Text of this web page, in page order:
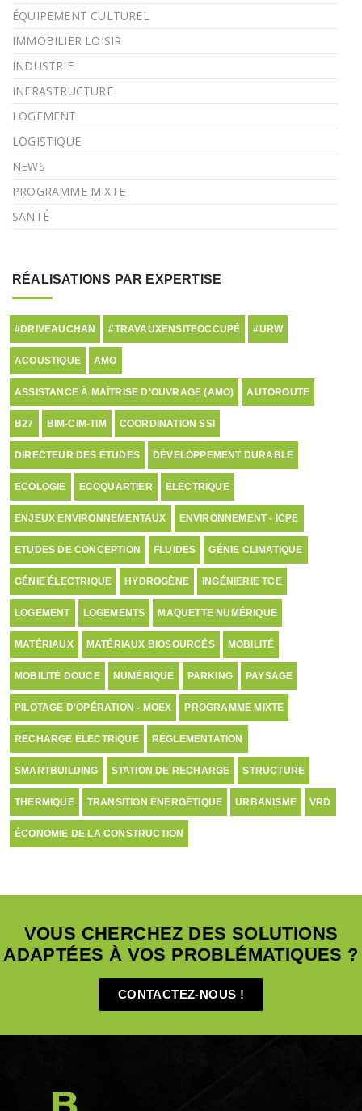
ÉQUIPEMENT CULTUREL
IMMOBILIER LOISIR
INDUSTRIE
INFRASTRUCTURE
LOGEMENT
LOGISTIQUE
NEWS
PROGRAMME MIXTE
SANTÉ
RÉALISATIONS PAR EXPERTISE
#DRIVEAUCHAN #TRAVAUXENSITEOCCUPÉ #URW
ACOUSTIQUE AMO
ASSISTANCE À MAÎTRISE D’OUVRAGE (AMO) AUTOROUTE
B27 BIM-CIM-TIM COORDINATION SSI
DIRECTEUR DES ÉTUDES DÉVELOPPEMENT DURABLE
ECOLOGIE ECOQUARTIER ELECTRIQUE
ENJEUX ENVIRONNEMENTAUX ENVIRONNEMENT - ICPE
ETUDES DE CONCEPTION FLUIDES GÉNIE CLIMATIQUE
GÉNIE ÉLECTRIQUE HYDROGÈNE INGÉNIERIE TCE
LOGEMENT LOGEMENTS MAQUETTE NUMÉRIQUE
MATÉRIAUX MATÉRIAUX BIOSOURCÉS MOBILITÉ
MOBILITÉ DOUCE NUMÉRIQUE PARKING PAYSAGE
PILOTAGE D'OPÉRATION - MOEX PROGRAMME MIXTE
RECHARGE ÉLECTRIQUE RÉGLEMENTATION
SMARTBUILDING STATION DE RECHARGE STRUCTURE
THERMIQUE TRANSITION ÉNERGÉTIQUE URBANISME VRD
ÉCONOMIE DE LA CONSTRUCTION
VOUS CHERCHEZ DES SOLUTIONS
ADAPTÉES À VOS PROBLÉMATIQUES ?
CONTACTEZ-NOUS !